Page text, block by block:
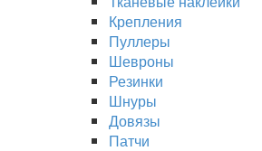
Крепления
Пуллеры
Шевроны
Резинки
Шнуры
Довязы
Патчи